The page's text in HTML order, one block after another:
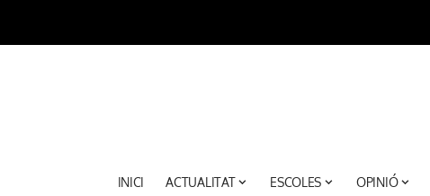
INICI ACTUALITAT ESCOLES OPINIÓ